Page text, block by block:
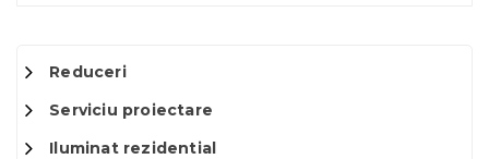
Reduceri
Serviciu proiectare
Iluminat rezidential